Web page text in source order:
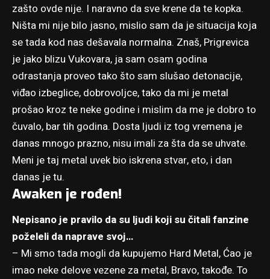
zašto ovde nije. I naravno da sve krene da te kopka.
Ništa mi nije bilo jasno, mislio sam da je situacija koja
se tada kod nas dešavala normalna. Znaš, Prigrevica
je jako blizu Vukovara, ja sam osam godina
odrastanja proveo tako što sam slušao detonacije,
viđao izbeglice, dobrovoljce, tako da mi je metal
prošao kroz te neke godine i mislim da me je dobro to
čuvalo, bar tih godina. Dosta ljudi iz tog vremena je
danas mnogo prazno, nisu imali za šta da se uhvate.
Meni je taj metal uvek bio iskrena stvar, eto, i dan
danas je tu.
Awaken je rođen!
Nepisano je pravilo da su ljudi koji su čitali fanzine
poželeli da naprave svoj…
– Mi smo tada mogli da kupujemo Hard Metal, Ćao je
imao neke delove vezene za metal, Bravo, takođe. To